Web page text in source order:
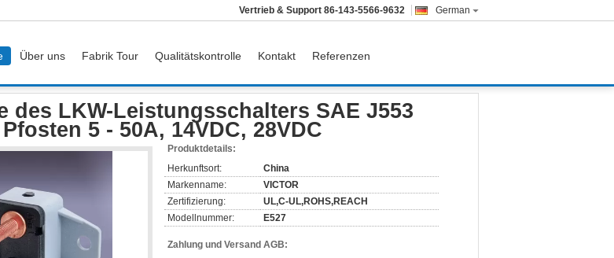
German
Vertrieb & Support 86-143-5566-9632
Über uns Fabrik Tour Qualitätskontrolle Kontakt Referenzen
des LKW-Leistungsschalters SAE J553
5 - 50A, 14VDC, 28VDC
Produktdetails:
Herkunftsort:
China
Markenname:
VICTOR
Zertifizierung:
UL,C-UL,ROHS,REACH
Modellnummer:
E527
Zahlung und Versand AGB: